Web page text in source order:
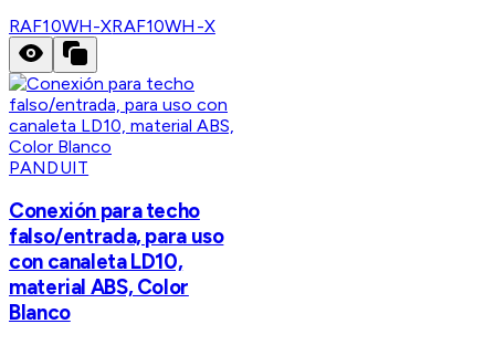
RAF10WH-XRAF10WH-X
PANDUIT
Conexión para techo
falso/entrada, para uso
con canaleta LD10,
material ABS, Color
Blanco